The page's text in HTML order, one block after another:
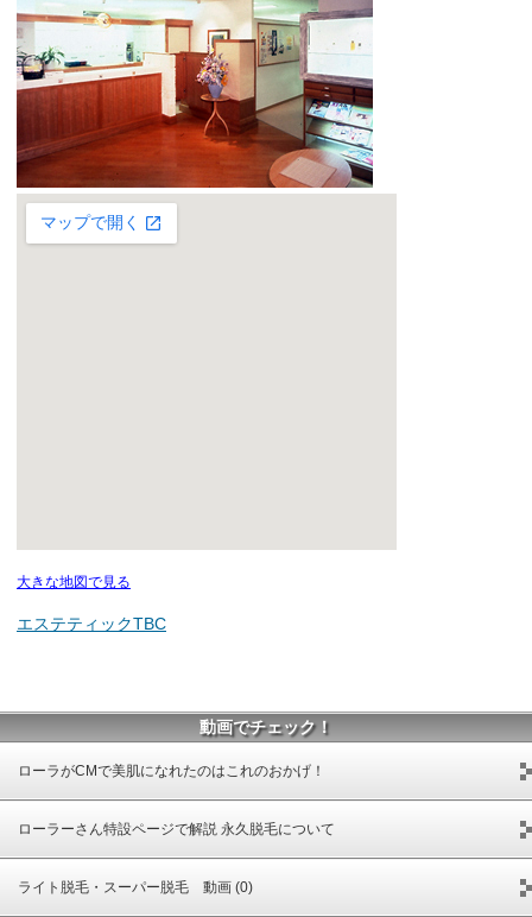
大きな地図で見る
エステティックTBC
動画でチェック！
ローラがCMで美肌になれたのはこれのおかげ！
ローラーさん特設ページで解説 永久脱毛について
ライト脱毛・スーパー脱毛 動画 (0)